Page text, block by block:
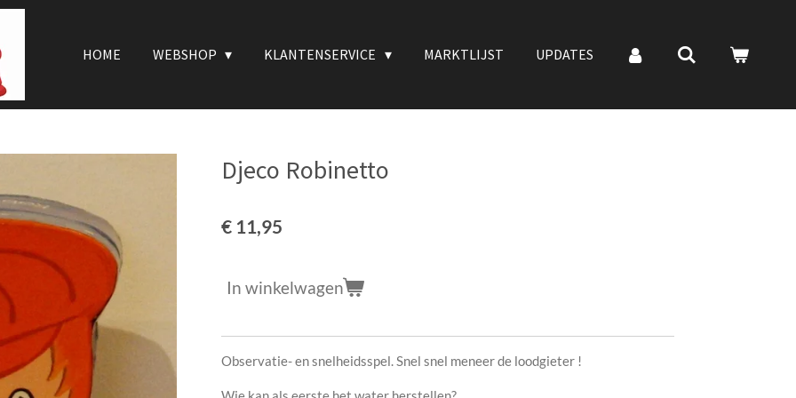
HOME WEBSHOP KLANTENSERVICE MARKTLIJST UPDATES
Djeco Robinetto
€ 11,95
In winkelwagen
Observatie- en snelheidsspel. Snel snel meneer de loodgieter !